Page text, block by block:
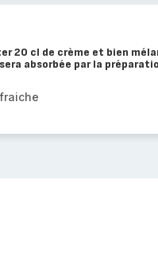
20 cl de crème et bien
absorbée par la